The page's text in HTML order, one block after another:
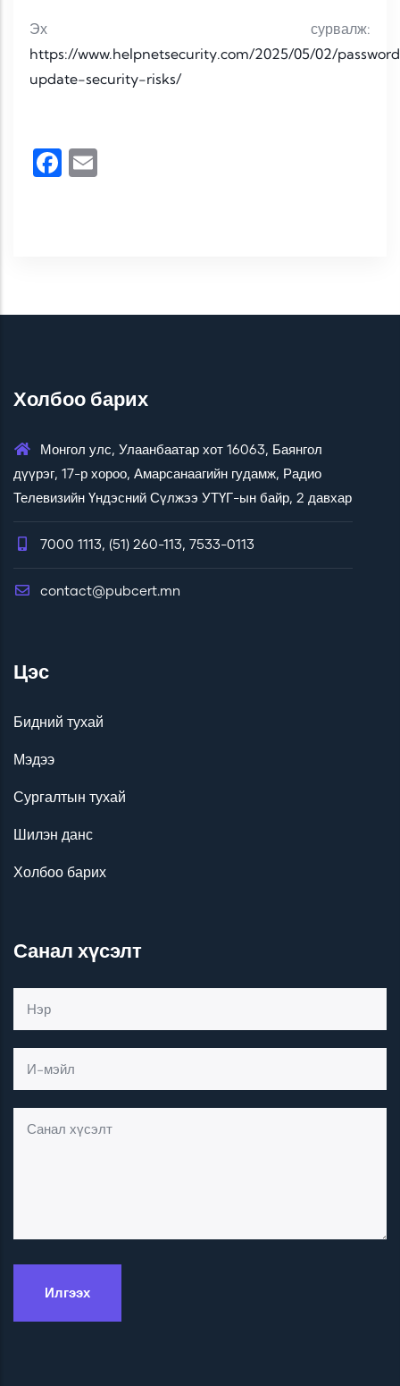
Эх сурвалж:
https://www.helpnetsecurity.com/2025/05/02/
update-security-risks/
Facebook
Холбоо барих
Монгол улс, Улаанбаатар хот 16063, Баянгол
дүүрэг, 17-р хороо, Амарсанаагийн гудамж, Радио
Телевизийн Үндэсний Сүлжээ УТҮГ-ын байр, 2 давхар
7000 1113, (51) 260-113, 7533-0113
contact@pubcert.mn
Цэс
Бидний тухай
Мэдээ
Сургалтын тухай
Шилэн данс
Холбоо барих
Санал хүсэлт